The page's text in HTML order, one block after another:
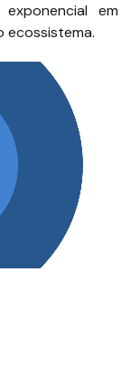
em
ecossistema.